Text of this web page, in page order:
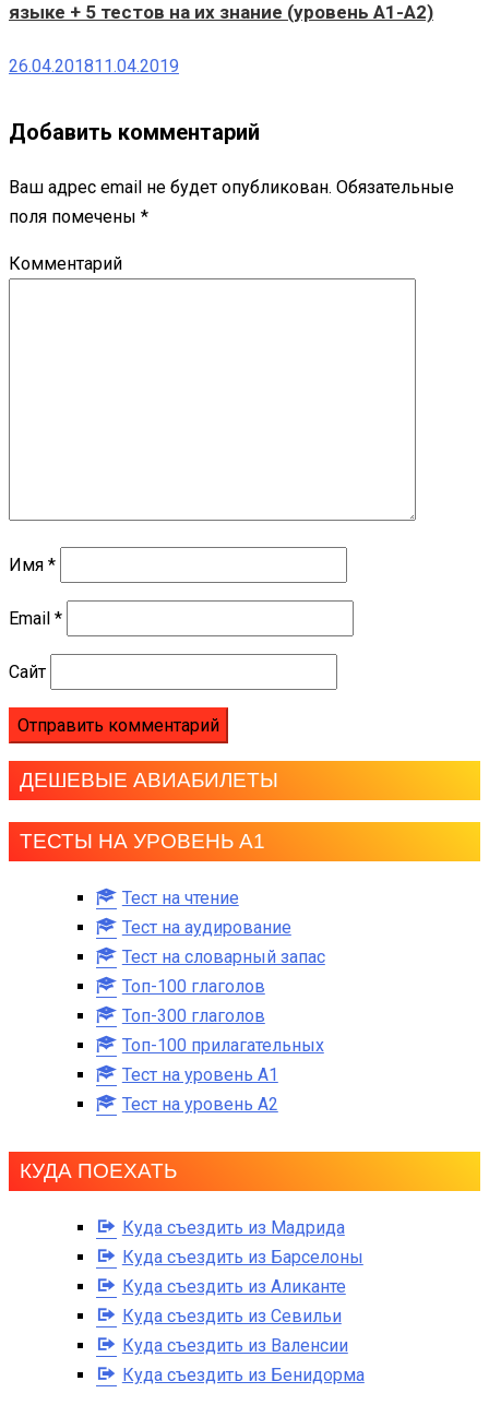
языке + 5 тестов на их знание (уровень A1-A2)
26.04.201811.04.2019
Добавить комментарий
Ваш адрес email не будет опубликован. Обязательные
поля помечены *
Комментарий
Имя *
Email *
Сайт
ДЕШЕВЫЕ АВИАБИЛЕТЫ
ТЕСТЫ НА УРОВЕНЬ А1
Тест на чтение
Тест на аудирование
Тест на словарный запас
Топ-100 глаголов
Топ-300 глаголов
Топ-100 прилагательных
Тест на уровень A1
Тест на уровень A2
КУДА ПОЕХАТЬ
Куда съездить из Мадрида
Куда съездить из Барселоны
Куда съездить из Аликанте
Куда съездить из Севильи
Куда съездить из Валенсии
Куда съездить из Бенидорма